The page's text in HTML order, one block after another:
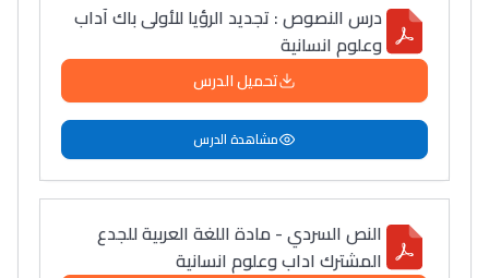
درس النصوص : تجديد الرؤيا للأولى باك آداب
وعلوم انسانية
تحميل الدرس
مشاهدة الدرس
النص السردي - مادة اللغة العربية للجدع
المشترك اداب وعلوم انسانية